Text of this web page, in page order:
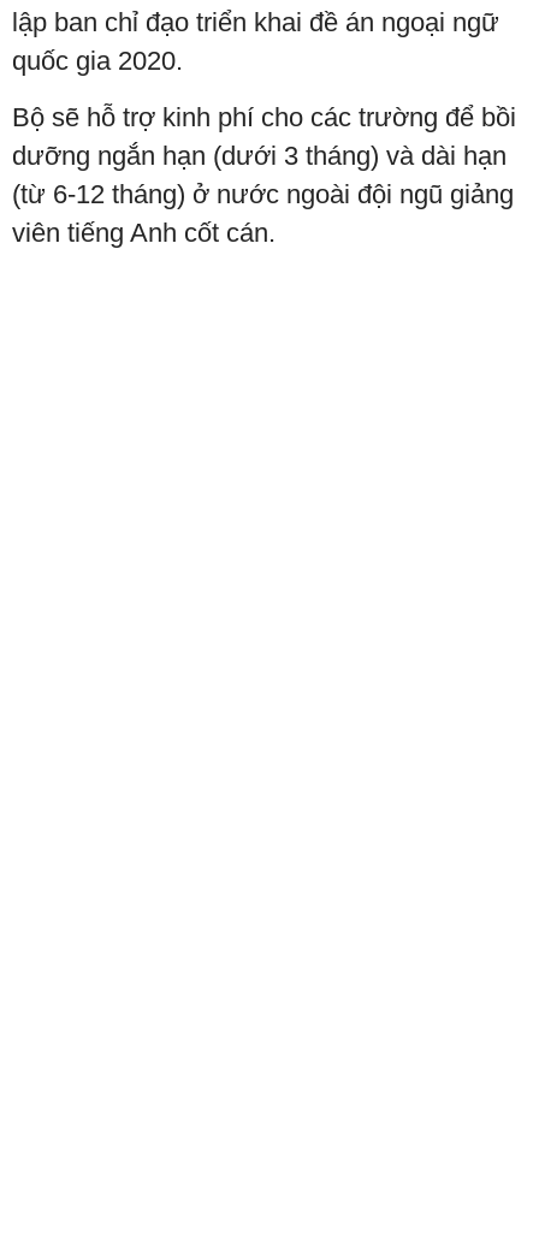
lập ban chỉ đạo triển khai đề án ngoại ngữ
quốc gia 2020.
Bộ sẽ hỗ trợ kinh phí cho các trường để bồi
dưỡng ngắn hạn (dưới 3 tháng) và dài hạn
(từ 6-12 tháng) ở nước ngoài đội ngũ giảng
viên tiếng Anh cốt cán.